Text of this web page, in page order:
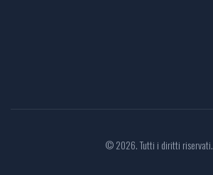
© 2026. Tutti i diritti riservati.